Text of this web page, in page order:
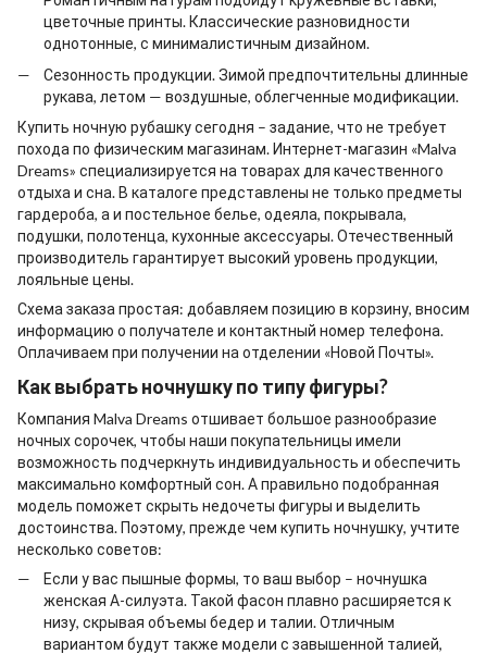
цветочные принты. Классические разновидности
однотонные, с минималистичным дизайном.
Сезонность продукции. Зимой предпочтительны длинные
рукава, летом — воздушные, облегченные модификации.
Купить ночную рубашкусегодня – задание, что не требует
похода по физическим магазинам. Интернет-магазин «Malva
Dreams» специализируется на товарах для качественного
отдыха и сна. В каталоге представлены не только предметы
гардероба, а и постельное белье, одеяла, покрывала,
подушки, полотенца, кухонные аксессуары. Отечественный
производитель гарантирует высокий уровень продукции,
лояльные цены.
Схема заказа простая: добавляем позицию в корзину, вносим
информацию о получателе и контактный номер телефона.
Оплачиваем при получении на отделении «Новой Почты».
Как выбратьночнушкупо типу фигуры?
Компания Malva Dreams отшивает большое разнообразие
ночных сорочек, чтобы наши покупательницы имели
возможность подчеркнуть индивидуальность и обеспечить
максимально комфортный сон. А правильно подобранная
модель поможет скрыть недочеты фигуры и выделить
достоинства. Поэтому, прежде чем купить ночнушку, учтите
несколько советов:
Если у вас пышные формы, то ваш выбор – ночнушка
женская А-силуэта. Такой фасон плавно расширяется к
низу, скрывая объемы бедер и талии. Отличным
вариантом будут также модели с завышенной талией,